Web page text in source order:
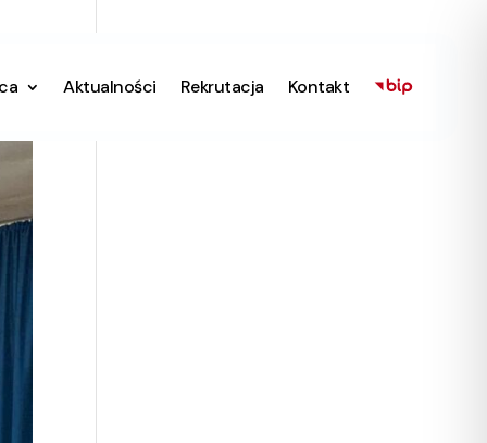
Aktualności Rekrutacja Kontakt